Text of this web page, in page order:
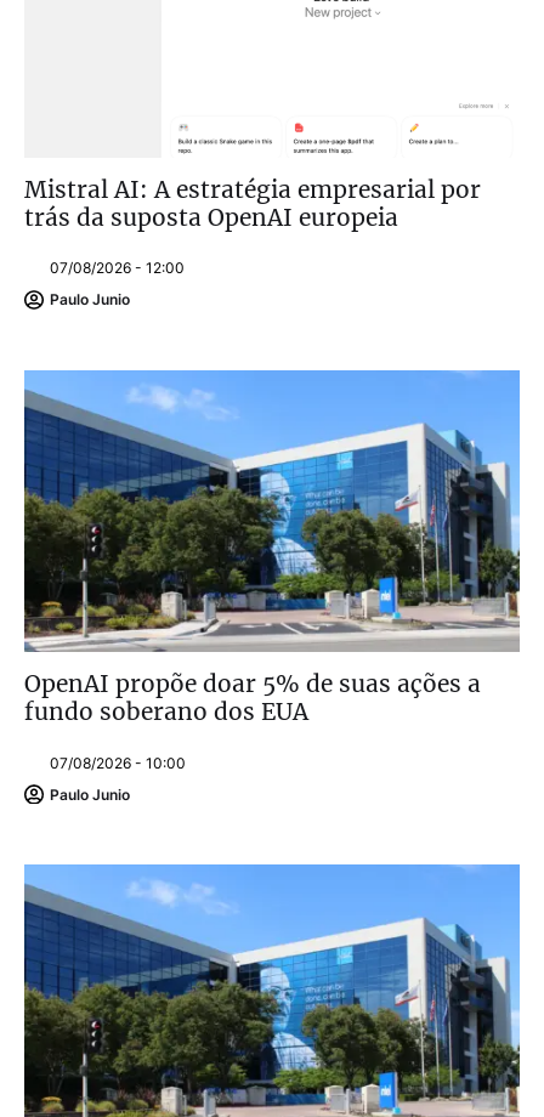
Mistral AI: A estratégia empresarial por
trás da suposta OpenAI europeia
07/08/2026 - 12:00
Paulo Junio
OpenAI propõe doar 5% de suas ações a
fundo soberano dos EUA
07/08/2026 - 10:00
Paulo Junio